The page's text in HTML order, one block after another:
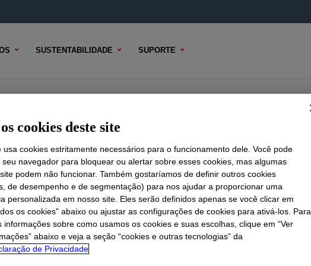
SUSTENTABILIDADE SUPORTE
Cellulose Ether
TÉCNICO OPÇÕES DE AMOSTRA OPÇÕES DE COMPRA
cookies deste site
usa cookies estritamente necessários para o funcionamento dele. Você pode
navegador para bloquear ou alertar sobre esses cookies, mas algumas
podem não funcionar. Também gostaríamos de definir outros cookies
de desempenho e de segmentação) para nos ajudar a proporcionar uma
personalizada em nosso site. Eles serão definidos apenas se você clicar em
os cookies” abaixo ou ajustar as configurações de cookies para ativá-los. Para
informações sobre como usamos os cookies e suas escolhas, clique em “Ver
abaixo e veja a seção “cookies e outras tecnologias” da
de Privacidade